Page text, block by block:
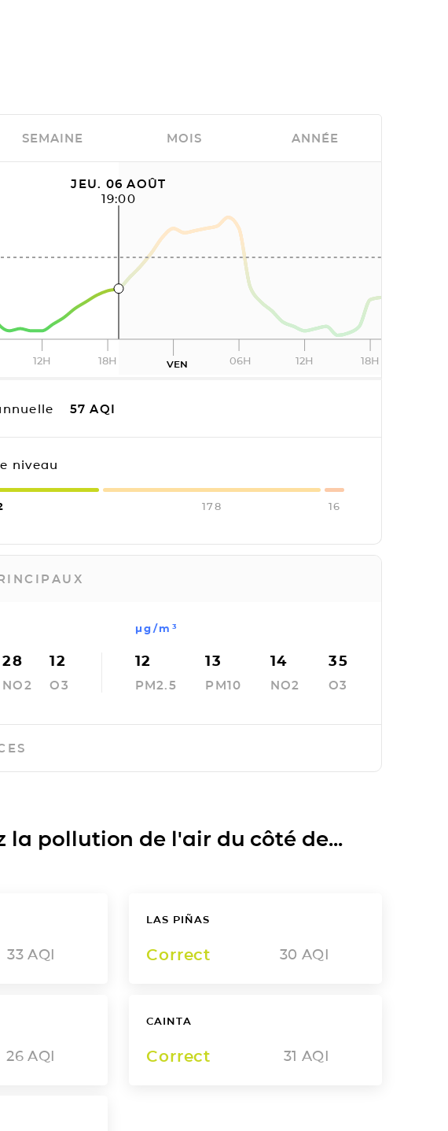
JEU. 06 AOÛT
19:00
12H 18H VEN 06H 12H 18H
57 AQI
niveau
178 16
28
NO2
12
O3
µg/m³
12
PM2.5
13
PM10
14
NO2
35
O3
SEMAINE MOIS ANNÉE
la pollution de l'air du côté de...
33 AQI
LAS PIÑAS
Correct 30 AQI
26 AQI
CAINTA
Correct 31 AQI